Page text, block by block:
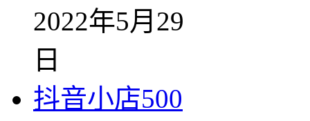
2022年5月29
日
抖音小店500